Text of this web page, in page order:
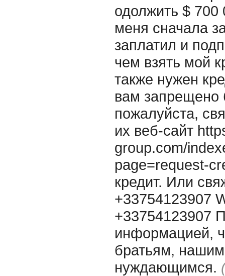
одолжить $
меня сначала
заплатил и
чем взять мой
также нужен
вам запрещено
пожалуйста,
их веб-сайт
group.com/
page=request-
кредит. Или
+33754123907
+33754123907
информацией,
братьям,
нуждающимся.